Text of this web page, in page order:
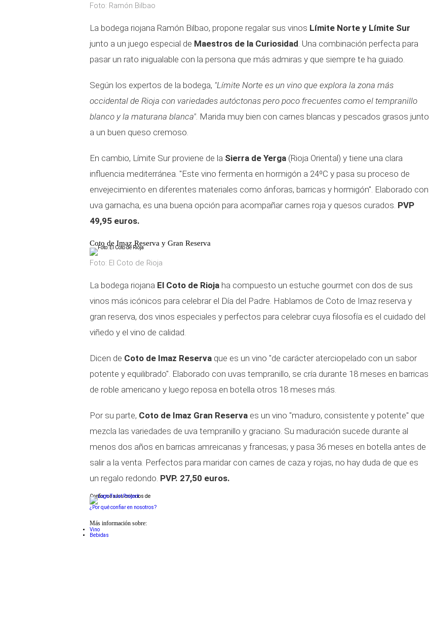
Foto: Ramón Bilbao
La bodega riojana Ramón Bilbao, propone regalar sus vinos Límite Norte y Límite Sur
junto a un juego especial de Maestros de la Curiosidad. Una combinación perfecta para
pasar un rato inigualable con la persona que más admiras y que siempre te ha guiado.
Según los expertos de la bodega, "Límite Norte es un vino que explora la zona más
occidental de Rioja con variedades autóctonas pero poco frecuentes como el tempranillo
blanco y la maturana blanca". Marida muy bien con carnes blancas y pescados grasos junto
a un buen queso cremoso.
En cambio, Límite Sur proviene de la Sierra de Yerga (Rioja Oriental) y tiene una clara
influencia mediterránea. "Este vino fermenta en hormigón a 24ºC y pasa su proceso de
envejecimiento en diferentes materiales como ánforas, barricas y hormigón". Elaborado con
uva garnacha, es una buena opción para acompañar carnes roja y quesos curados. PVP
49,95 euros.
Coto de Imaz Reserva y Gran Reserva
Foto: El Coto de Rioja
La bodega riojana El Coto de Rioja ha compuesto un estuche gourmet con dos de sus
vinos más icónicos para celebrar el Día del Padre. Hablamos de Coto de Imaz reserva y
gran reserva, dos vinos especiales y perfectos para celebrar cuya filosofía es el cuidado del
viñedo y el vino de calidad.
Dicen de Coto de Imaz Reserva que es un vino "de carácter aterciopelado con un sabor
potente y equilibrado". Elaborado con uvas tempranillo, se cría durante 18 meses en barricas
de roble americano y luego reposa en botella otros 18 meses más.
Por su parte, Coto de Imaz Gran Reserva es un vino "maduro, consistente y potente" que
mezcla las variedades de uva tempranillo y graciano. Su maduración sucede durante al
menos dos años en barricas amreicanas y francesas; y pasa 36 meses en botella antes de
salir a la venta. Perfectos para maridar con carnes de caza y rojas, no hay duda de que es
un regalo redondo. PVP. 27,50 euros.
Conforme a los criterios de
¿Por qué confiar en nosotros?
Más información sobre:
Vino
Bebidas